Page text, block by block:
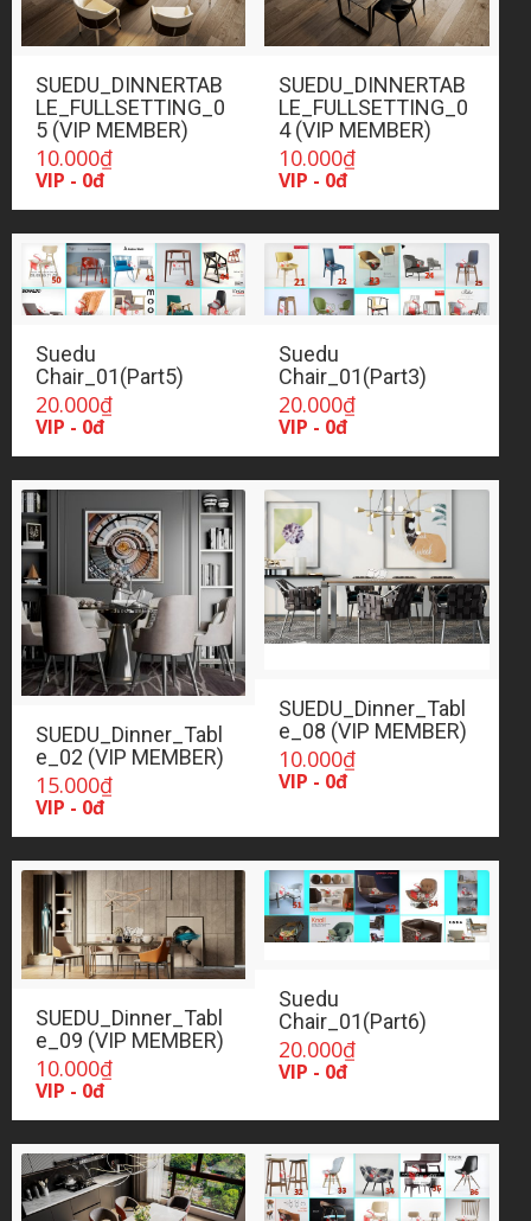
SUEDU_DINNERTAB
LE_FULLSETTING_0
5 (VIP MEMBER)
10.000₫
VIP - 0đ
SUEDU_DINNERTAB
LE_FULLSETTING_0
4 (VIP MEMBER)
10.000₫
VIP - 0đ
Suedu
Chair_01(Part5)
20.000₫
VIP - 0đ
Suedu
Chair_01(Part3)
20.000₫
VIP - 0đ
SUEDU_Dinner_Tabl
e_02 (VIP MEMBER)
15.000₫
VIP - 0đ
SUEDU_Dinner_Tabl
e_08 (VIP MEMBER)
10.000₫
VIP - 0đ
SUEDU_Dinner_Tabl
e_09 (VIP MEMBER)
10.000₫
VIP - 0đ
Suedu
Chair_01(Part6)
20.000₫
VIP - 0đ